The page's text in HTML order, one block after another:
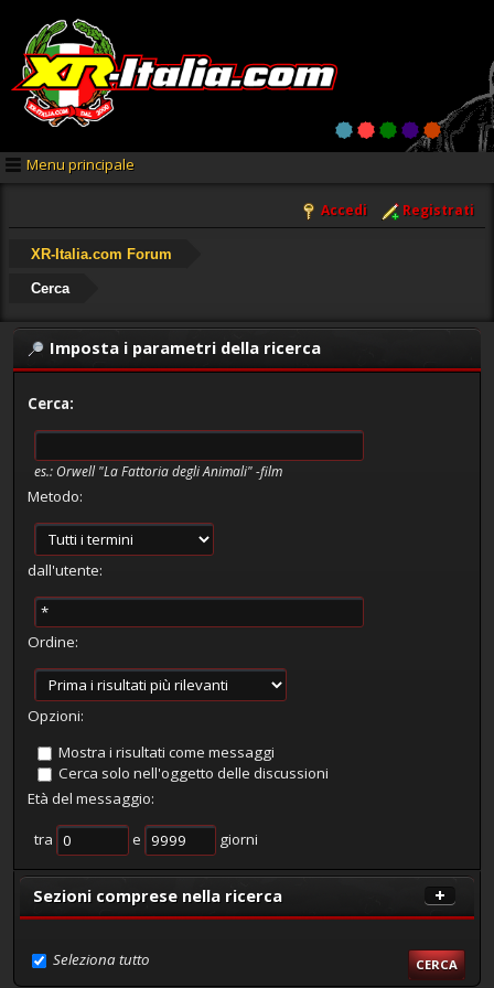
Menu principale
Accedi Registrati
XR-Italia.com Forum
Cerca
Imposta i parametri della ricerca
Cerca:
es.: Orwell "La Fattoria degli Animali" -film
Metodo:
dall'utente:
Ordine:
Opzioni:
Mostra i risultati come messaggi
Cerca solo nell'oggetto delle discussioni
Età del messaggio:
tra e giorni
Sezioni comprese nella ricerca
Seleziona tutto